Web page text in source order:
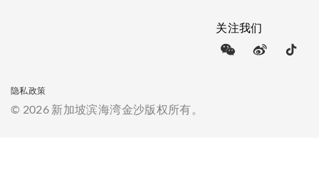
关注我们
隐私政策
© 2026 新加坡滨海湾金沙版权所有。